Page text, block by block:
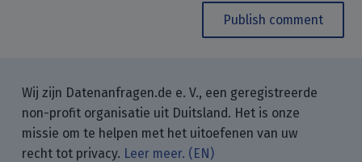
Publish comment
Wij zijn Datenanfragen.de e. V., een geregistreerde
non-profit organisatie uit Duitsland. Het is onze
missie om te helpen met het uitoefenen van uw
recht tot privacy. Leer meer. (EN)